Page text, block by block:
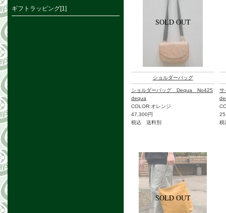
ショルダーバッグ
ショルダーバッグ Dequa No425
dequa
COLOR:オレンジ
47,300円
税込 送料別
税
ギフトラッピング[1]